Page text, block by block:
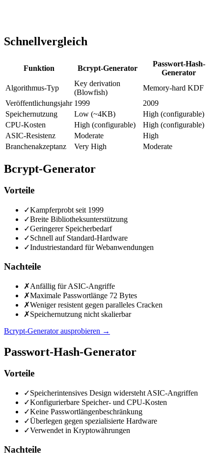
Schnellvergleich
Funktion Bcrypt-Generator
Passwort-Hash-
Generator
Algorithmus-Typ
Key derivation
(Blowfish)
Memory-hard KDF
Veröffentlichungsjahr 1999
2009
Speichernutzung
Low (~4KB)
High (configurable)
CPU-Kosten
High (configurable)
High (configurable)
ASIC-Resistenz
Moderate
High
Branchenakzeptanz
Very High Moderate
Bcrypt-Generator
Vorteile
✓Kampferprobt seit 1999
✓Breite Bibliotheksunterstützung
✓Geringerer Speicherbedarf
✓Schnell auf Standard-Hardware
✓Industriestandard für Webanwendungen
Nachteile
✗Anfällig für ASIC-Angriffe
✗Maximale Passwortlänge 72 Bytes
✗Weniger resistent gegen paralleles Cracken
✗Speichernutzung nicht skalierbar
Bcrypt-Generator ausprobieren →
Passwort-Hash-Generator
Vorteile
✓Speicherintensives Design widersteht ASIC-Angriffen
✓Konfigurierbare Speicher- und CPU-Kosten
✓Keine Passwortlängenbeschränkung
✓Überlegen gegen spezialisierte Hardware
✓Verwendet in Kryptowährungen
Nachteile